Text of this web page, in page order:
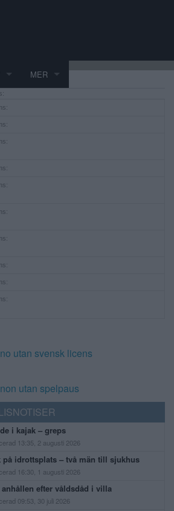
MER
utan svensk licens
utan spelpaus
i kajak – greps
13:35, 2 augusti 2026
på idrottsplats – två män till sjukhus
16:30, 1 augusti 2026
anhållen efter våldsdåd i villa
09:53, 30 juli 2026